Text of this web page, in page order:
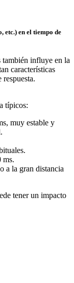
etc.) en el tiempo de
también influye en la
características
típicos:
muy estable y
ms.
a la gran distancia
tener un impacto